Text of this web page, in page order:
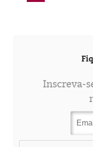
Inscreva-